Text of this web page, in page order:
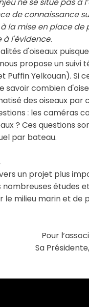
de connaissance
la mise en place
à l'évidence.
d'oiseaux
propose un suivi
Puffin Yelkouan). Si
savoir combien
des oiseaux
: les caméras
? Ces questions
par bateau.
un projet plus
nombreuses
le milieu marin et
Pour
Sa